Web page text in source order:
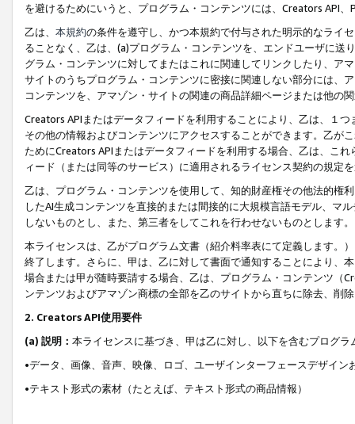
を避けるためにいうと、プログラム・コンテンツには、Creators API
乙は、 本規約の条件を遵守し、かつ本規約で付与された明示的なライ
ることなく、乙は、(a)プログラム・コンテンツを、エンドユーザに
グラム・コンテンツに対してまたはこれに関連してリンクしたり、ア
サイトのうちプログラム・コンテンツに密接に関連しない部分には、
コンテンツを、アマゾン・サイトの関連の商品詳細ページまたは他の
Creators APIまたはデータフィードを利用することにより、乙は、１
その他の情報およびコンテンツにアクセスすることができます。乙が
ためにCreators APIまたはデータフィードを利用する場合、乙は、こ
ィード（または同等のサービス）に適用されるライセンス契約の規定
乙は、プログラム・コンテンツを使用して、知的財産権その他法的権
したAI生成コンテンツを直接的または間接的に大規模言語モデル、マ
しないものとし、また、第三者をしてこれを行わせないものとします。
本ライセンスは、乙がプログラム文書（紹介料率表にて定義します。
終了します。さらに、甲は、乙に対して書面で通知することにより、
場合または甲が随時要請する場合、乙は、プログラム・コンテンツ（
ンテンツおよびアマゾン商標の全部を乙のサイトから直ちに除去、削
2. Creators API使用要件
(a) 説明： 本ライセンスに基づき、甲は乙に対し、以下を含むプログ
•データ、画像、音声、映像、ロゴ、ユーザインターフェースデザイ
•テキスト形式の素材（たとえば、テキスト形式の商品情報）